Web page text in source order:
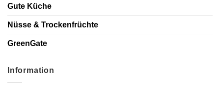
Gute Küche
Nüsse & Trockenfrüchte
GreenGate
Information